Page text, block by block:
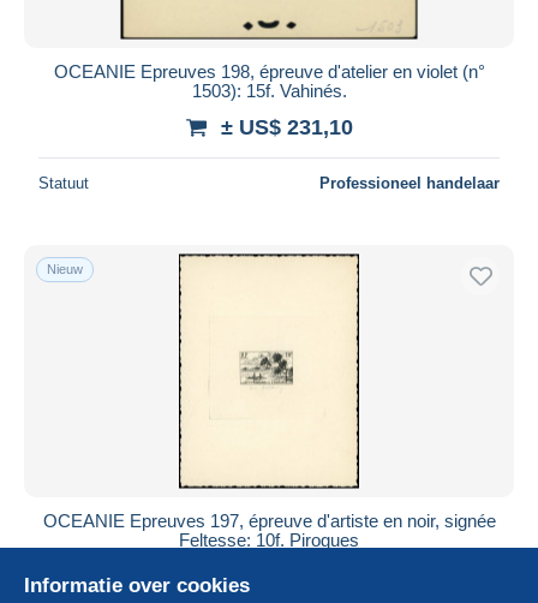
OCEANIE Epreuves 198, épreuve d'atelier en violet (n°
1503): 15f. Vahinés.
± US$ 231,10
Statuut Professioneel handelaar
Nieuw
OCEANIE Epreuves 197, épreuve d'artiste en noir, signée
Feltesse: 10f. Pirogues
± US$ 202,21
Informatie over cookies